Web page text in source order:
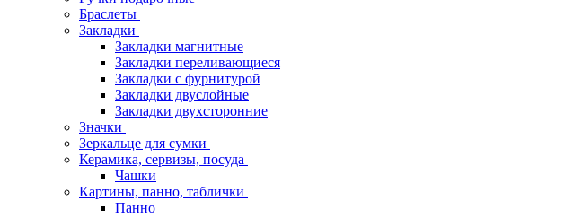
Браслеты
Закладки
Закладки магнитные
Закладки переливающиеся
Закладки с фурнитурой
Закладки двуслойные
Закладки двухсторонние
Значки
Зеркальце для сумки
Керамика, сервизы, посуда
Чашки
Картины, панно, таблички
Панно